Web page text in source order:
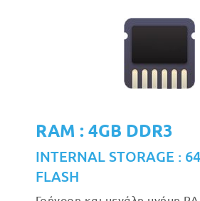
RAM : 4GB DDR3
INTERNAL STORAGE :
FLASH